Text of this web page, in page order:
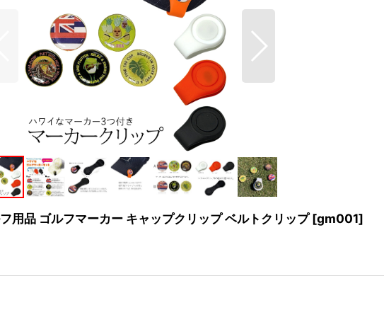
用品 ゴルフマーカー キャップクリップ ベルトクリップ [gm001]